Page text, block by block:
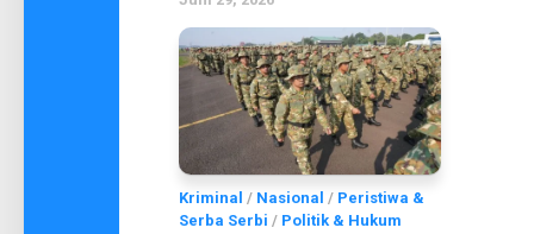
Kriminal / Nasional / Peristiwa &
Serba Serbi / Politik & Hukum